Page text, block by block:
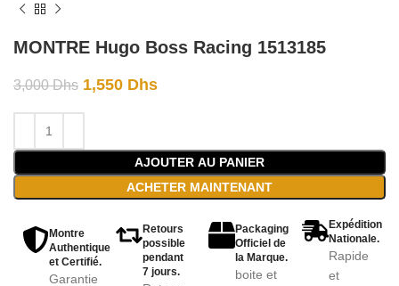
MONTRE Hugo Boss Racing 1513185
3,000Dhs 1,550 Dhs
AJOUTER AU PANIER
ACHETER MAINTENANT
Montre
Authentique
et Certifié.
Garantie
Retours
possible
pendant
7 jours.
Packaging
Officiel de
la Marque.
boite et
Expédition
Nationale.
Rapide
et